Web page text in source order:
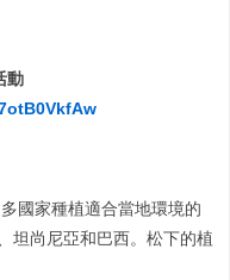
動
國家種植適合當地環境的
坦尚尼亞和巴西。松下的植